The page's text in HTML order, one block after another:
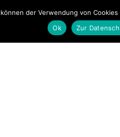
der Verwendung von
Ok
Zur